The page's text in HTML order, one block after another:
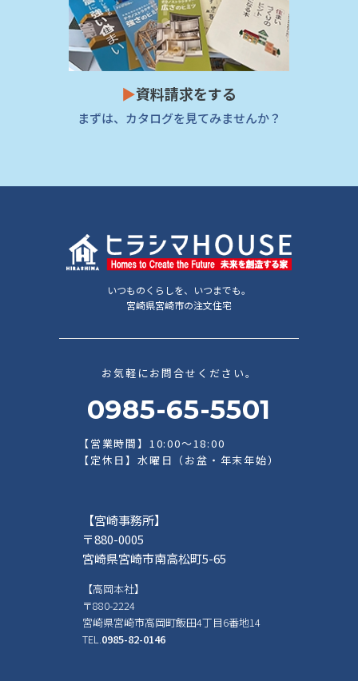
▶資料請求をする
まずは、カタログを見てみませんか？
いつものくらしを、いつまでも。
宮崎県宮崎市の注文住宅
お気軽にお問合せください。
0985-65-5501
【営業時間】10:00～18:00
【定休日】水曜日（お盆・年末年始）
【宮崎事務所】
〒880-0005
宮崎県宮崎市南高松町5-65
【高岡本社】
〒880-2224
宮崎県宮崎市高岡町飯田4丁目6番地14
TEL. 0985-82-0146